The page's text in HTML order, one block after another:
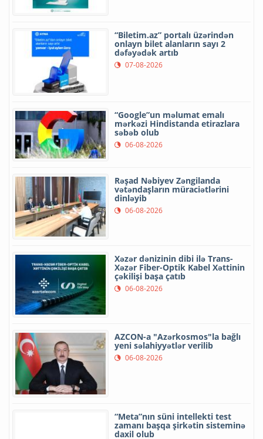
“Biletim.az” portalı üzərindən
onlayn bilet alanların sayı 2
dəfəyədək artıb
07-08-2026
“Google”un məlumat emalı
mərkəzi Hindistanda etirazlara
səbəb olub
06-08-2026
Rəşad Nəbiyev Zəngilanda
vətəndaşların müraciətlərini
dinləyib
06-08-2026
Xəzər dənizinin dibi ilə Trans-
Xəzər Fiber-Optik Kabel Xəttinin
çəkilişi başa çatıb
06-08-2026
AZCON-a "Azərkosmos"la bağlı
yeni səlahiyyətlər verilib
06-08-2026
“Meta”nın süni intellekti test
zamanı başqa şirkətin sisteminə
daxil olub